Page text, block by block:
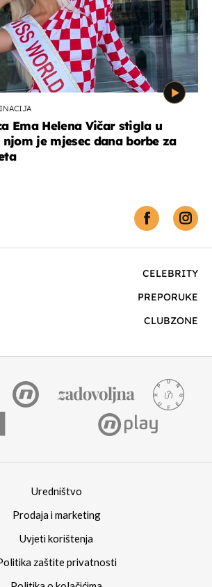
Ema Helena Vičar stigla u
je mjesec dana borbe za
CELEBRITY
PREPORUKE
CLUBZONE
Uredništvo
Prodaja i marketing
Uvjeti korištenja
zaštite privatnosti